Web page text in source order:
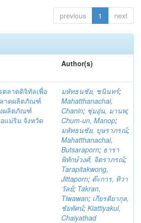
previous 1 next
Author(s)
ลาดดิจิทัลเพื่อ
ลาดผลิตภัณฑ์
ผลิตภัณฑ์
อแม่ริม จังหวัด
มหัทธนชัย, ชนินทร์;
Mahatthanachai,
Chanin; ชุ่มอุ่น, มานพ;
Chum-un, Manop;
มหัทธนชัย, บุษราภรณ์;
Mahatthanachai,
Butsaraporn; ธารา
พิทักษ์วงศ์, จิตราภรณ์;
Tarapitakwong,
Jittaporn; ต๊ะการ, ทิวา
วัลย์; Takran,
Tiwawan; เกียรติยากุล,
ชัยทัศน์; Kiattiyakul,
Chaiyathad